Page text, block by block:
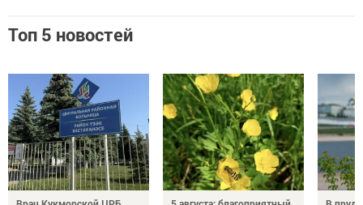
Топ 5 новостей